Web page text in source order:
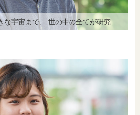
小さな素粒子から大きな宇宙まで、 世の中の全てが研究対象です。